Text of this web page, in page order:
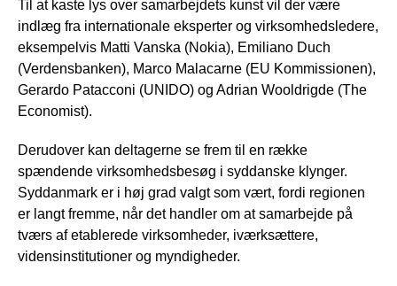
Til at kaste lys over samarbejdets kunst vil der være
indlæg fra internationale eksperter og virksomhedsledere,
eksempelvis Matti Vanska (Nokia), Emiliano Duch
(Verdensbanken), Marco Malacarne (EU Kommissionen),
Gerardo Patacconi (UNIDO) og Adrian Wooldrigde (The
Economist).
Derudover kan deltagerne se frem til en række
spændende virksomhedsbesøg i syddanske klynger.
Syddanmark er i høj grad valgt som vært, fordi regionen
er langt fremme, når det handler om at samarbejde på
tværs af etablerede virksomheder, iværksættere,
vidensinstitutioner og myndigheder.